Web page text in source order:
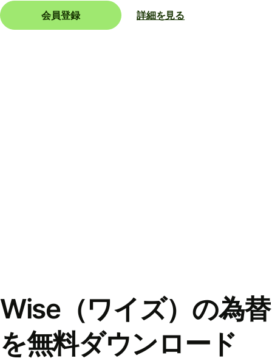
会員登録 詳細を見る
Wise（ワイズ）の為
を無料ダウンロード